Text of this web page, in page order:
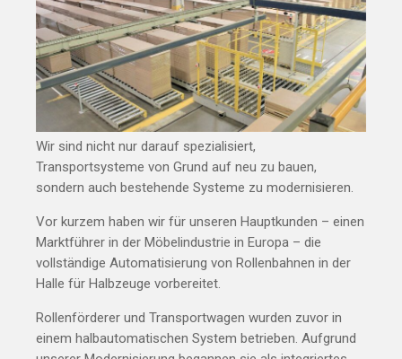
Wir sind nicht nur darauf spezialisiert,
Transportsysteme von Grund auf neu zu bauen,
sondern auch bestehende Systeme zu modernisieren.
Vor kurzem haben wir für unseren Hauptkunden – einen
Marktführer in der Möbelindustrie in Europa – die
vollständige Automatisierung von Rollenbahnen in der
Halle für Halbzeuge vorbereitet.
Rollenförderer und Transportwagen wurden zuvor in
einem halbautomatischen System betrieben. Aufgrund